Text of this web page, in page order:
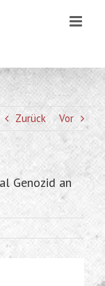
Zurück Vor
Genozid an